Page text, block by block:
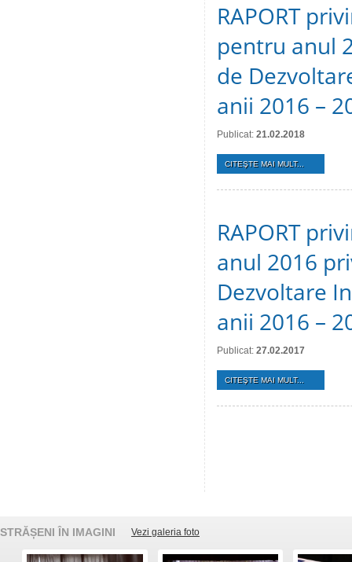
RAPORT
pentru anul
de
anii 2016 –
Publicat: 21.02.2018
CITEŞTE MAI MULT...
RAPORT
anul 2016
Dezvoltare
anii 2016 –
Publicat: 27.02.2017
CITEŞTE MAI MULT...
STRĂȘENI ÎN IMAGINI Vezi galeria foto